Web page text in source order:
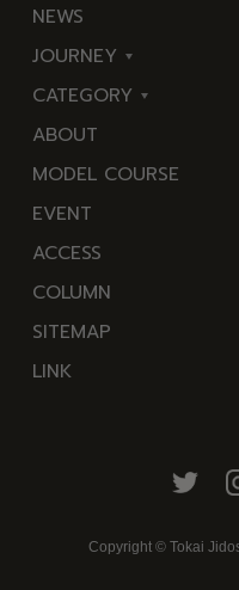
NEWS
JOURNEY
東
伊
豆
西
伊
豆
南
伊
CATEGORY
海
岬
温
泉
花
池・
滝・
ABOUT
MODEL COURSE
EVENT
ACCESS
COLUMN
SITEMAP
LINK
Copyright © Tokai